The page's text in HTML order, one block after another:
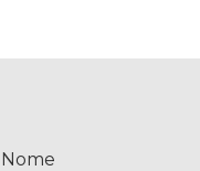
Nome